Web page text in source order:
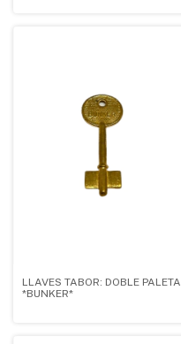
LLAVES TABOR: DOBLE PALETA
*BUNKER*